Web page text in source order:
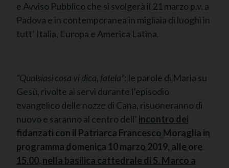
e Avviso Pubblico che si svolgerà il 21 marzo p.v. a
Padova e in contemporanea in migliaia di luoghi in
tutt’ Italia, Europa e America Latina.
“Qualsiasi cosa vi dica, fatela”: le parole di Maria su
Gesù, rivolte ai servi durante l’episodio
evangelico delle nozze di Cana, risuoneranno di
nuovo e saranno al centro dell’ incontro dei
fidanzati con il Patriarca Francesco Moraglia in
programma domenica 10 marzo 2019, alle ore
15.00, nella basilica cattedrale di S. Marco a